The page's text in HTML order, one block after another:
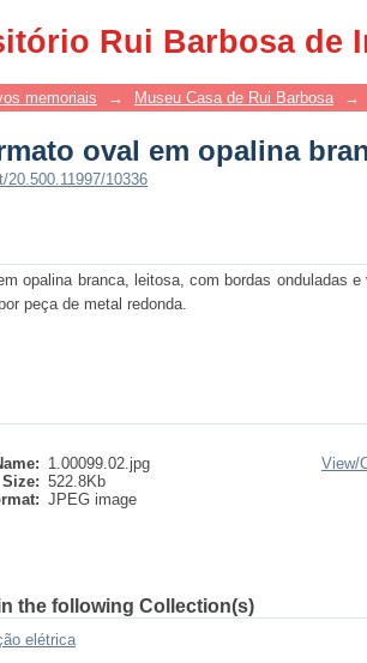
Rui Barbosa de
oval em opalina
memoriais → Museu Casa de Rui Barbosa →
oval em opalina
20.500.11997/10336
opalina branca, leitosa, com bordas onduladas
peça de metal redonda.
1.00099.02.jpg
Size: 522.8Kb
JPEG image
View/
the following Collection(s)
elétrica